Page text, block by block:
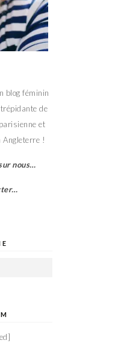
blog féminin
de
et
Angleterre !
nous…